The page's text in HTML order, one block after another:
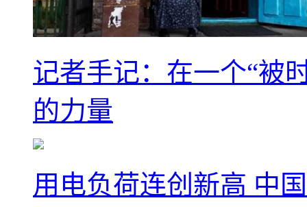
记者手记：在一个“被
的力量
用电负荷连创新高 中